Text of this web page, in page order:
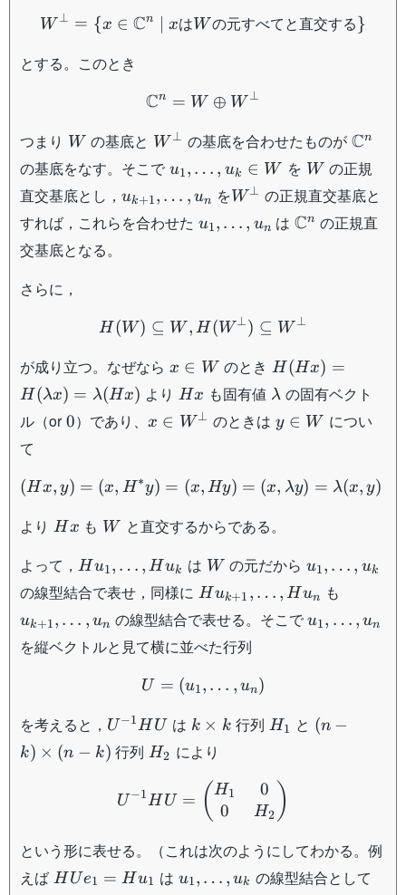
W ⊥ = {x ∈ Cn xはWの元すべてと直交する}
とする。このとき
\mathbb{C}^n = W
Cn = W ⊕ W ⊥
つまり W
W の基底と W^{\perp}
W ⊥ の基底を合わせたものが Cn
の基底をなす。そこで u_1,\dots,
u_k \in
W
u1, … , uk ∈ W を W
W の正規
直交基底とし，u_{k+1},\dots,u_n
uk+1, … , un をW^\perp
W ⊥ の正規直交基底と
すれば，これらを合わせた u_1,\dots,u_n
u1, … , un はCn の正規直
交基底となる。
さらに，
H(W) \subseteq W,
H (W) ⊆ W , H (W ⊥) ⊆ W ⊥
が成り立つ。なぜなら x
\in
W
x ∈ W のとき
x)=\lambda(Hx)
H (Hx) =
H (λx) = λ(Hx) より Hx
Hx も固有値 \lambda
λの固有ベクト
ル（or0
0）であり、 x \in
x ∈ W ⊥ のときはy
y ∈ W につい
て
(Hx, y) = (x, H∗y) = (x, Hy) = (x, λy) = λ(x, y)
より Hx
Hx も W
W と直交するからである。
よって，Hu_1,\dots,Hu_k
Hu1, … , Huk は W
W の元だから u1, … , uk
の線型結合で表せ，同様に Hu_{k+1},\dots,Hu_n
Huk+1 , … , Hun も
uk+1, … , un の線型結合で表せる。そこでu_1,
u1, … , un
を縦ベクトルと見て横に並べた行列
U = (u1, … , un)
を考えると， U^{-1}HU
U−1H Uは k
\times
k
k × k 行列 H_1
H1 と (n-k)
(n −
k) × (n − k) 行列H_2
H2 により
U^{-1}HU =
U−1H U = ( H1
0
0
H2 )
という形に表せる。（これは次のようにしてわかる。例
えば HUe_1
H Ue1 = Hu1 は u_1,
u1, … , uk の線型結合として